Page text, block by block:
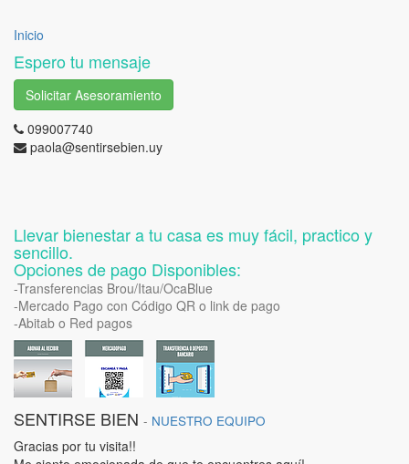
Inicio
Espero tu mensaje
Solicitar Asesoramiento
099007740
paola@sentirsebien.uy
Llevar bienestar a tu casa es muy fácil, practico y
sencillo.
Opciones de pago Disponibles:
-Transferencias Brou/Itau/OcaBlue
-Mercado Pago con Código QR o link de pago
-Abitab o Red pagos
SENTIRSE BIEN - NUESTRO EQUIPO
Gracias por tu visita!!